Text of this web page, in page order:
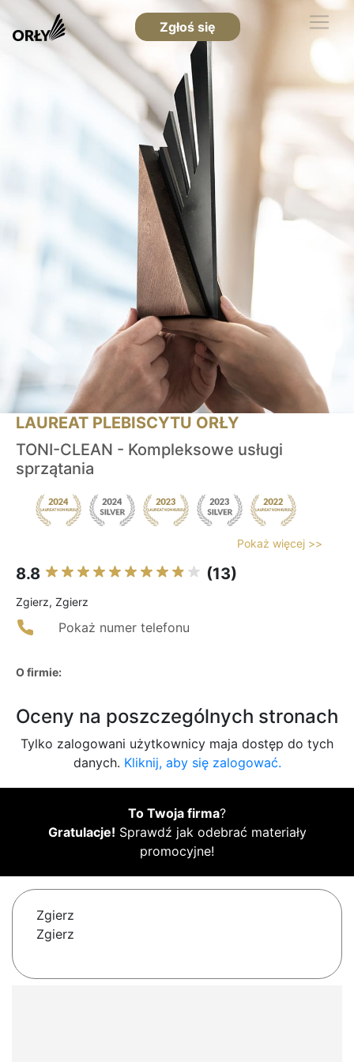
Zgłoś się
LAUREAT PLEBISCYTU ORŁY
TONI-CLEAN - Kompleksowe usługi
sprzątania
Pokaż więcej >>
8.8 (13)
Zgierz, Zgierz
Pokaż numer telefonu
O firmie:
Oceny na poszczególnych stronach
Tylko zalogowani użytkownicy maja dostęp do tych
danych. Kliknij, aby się zalogować.
To Twoja firma?
Gratulacje! Sprawdź jak odebrać materiały
promocyjne!
Zgierz
Zgierz